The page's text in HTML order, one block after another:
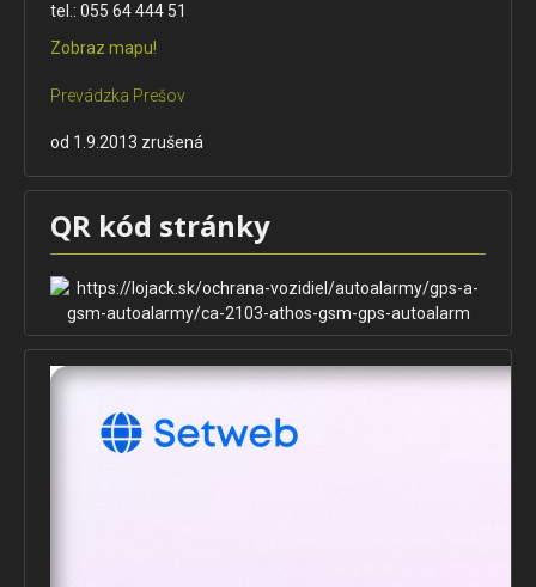
tel.: 055 64 444 51
Zobraz mapu!
Prevádzka Prešov
od 1.9.2013 zrušená
QR kód stránky